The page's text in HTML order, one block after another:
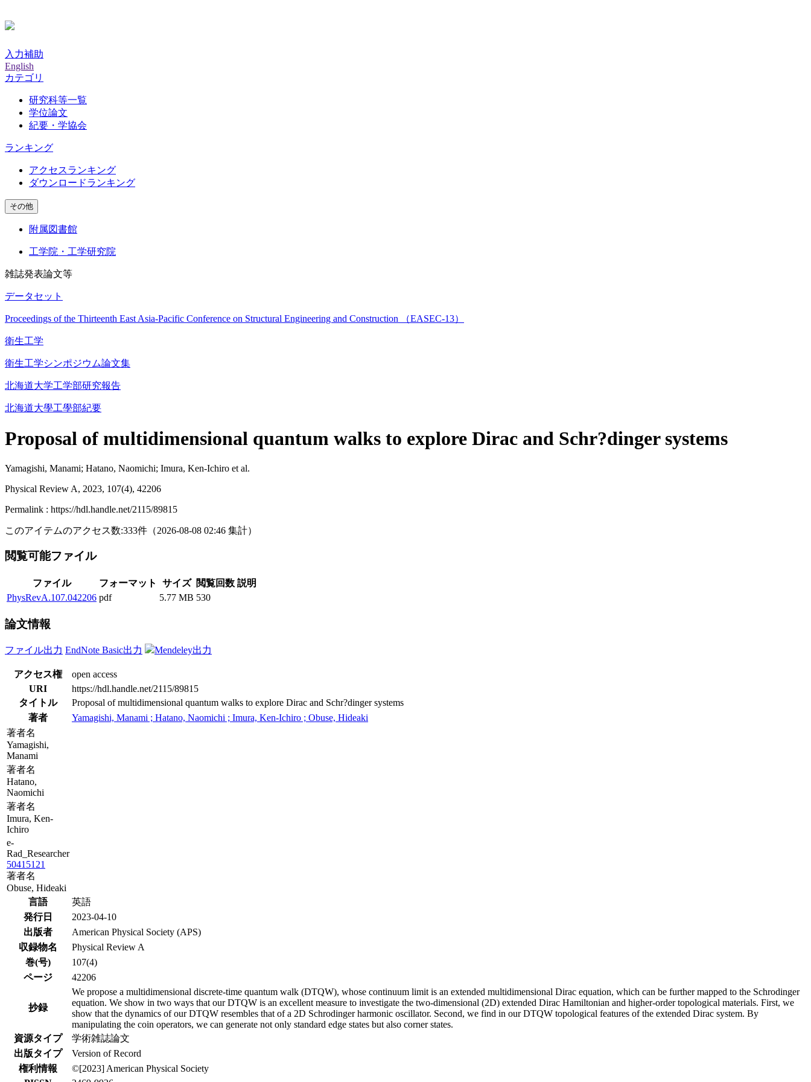
入力補助
English
カテゴリ
研究科等一覧
学位論文
紀要・学協会
ランキング
アクセスランキング
ダウンロードランキング
その他
附属図書館
工学院・工学研究院
雑誌発表論文等
データセット
Proceedings of the Thirteenth East Asia-Pacific Conference on Structural Engineering and Construction （EASEC-13）
衛生工学
衛生工学シンポジウム論文集
北海道大学工学部研究報告
北海道大學工學部紀要
Proposal of multidimensional quantum walks to explore Dirac and Schr?dinger systems
Yamagishi, Manami; Hatano, Naomichi; Imura, Ken-Ichiro et al.
Physical Review A, 2023, 107(4), 42206
Permalink : https://hdl.handle.net/2115/89815
このアイテムのアクセス数:333件 （2026-08-08 02:46 集計）
閲覧可能ファイル
ファイル フォーマット サイズ 閲覧回数 説明
PhysRevA.107.042206 pdf 5.77 MB 530
論文情報
ファイル出力 EndNote Basic出力 Mendeley出力
アクセス権
open access
URI
https://hdl.handle.net/2115/89815
タイトル
Proposal of multidimensional quantum walks to explore Dirac and Schr?dinger systems
著者
Yamagishi, Manami ; Hatano, Naomichi ; Imura, Ken-Ichiro ; Obuse, Hideaki
著者名
Yamagishi,
Manami
著者名
Hatano,
Naomichi
著者名
Imura, Ken-
Ichiro
e-
Rad_Researcher
50415121
著者名
Obuse, Hideaki
言語
英語
発行日
2023-04-10
出版者
American Physical Society (APS)
収録物名
Physical Review A
巻(号)
107(4)
ページ
42206
抄録
We propose a multidimensional discrete-time quantum walk (DTQW), whose continuum limit is an extended multidimensional Dirac equation, which can be further mapped to the Schrodinger
equation. We show in two ways that our DTQW is an excellent measure to investigate the two-dimensional (2D) extended Dirac Hamiltonian and higher-order topological materials. First, we
show that the dynamics of our DTQW resembles that of a 2D Schrodinger harmonic oscillator. Second, we find in our DTQW topological features of the extended Dirac system. By
manipulating the coin operators, we can generate not only standard edge states but also corner states.
資源タイプ
学術雑誌論文
出版タイプ
Version of Record
権利情報
©[2023] American Physical Society